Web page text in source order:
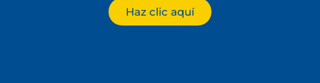
Haz clic aquí